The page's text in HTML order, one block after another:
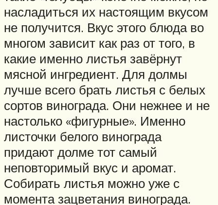
насладиться их настоящим вкусом
не получится. Вкус этого блюда во
многом зависит как раз от того, в
какие именно листья завёрнут
мясной ингредиент. Для долмы
лучше всего брать листья с белых
сортов винограда. Они нежнее и не
настолько «фигурные». Именно
листочки белого винограда
придают долме тот самый
неповторимый вкус и аромат.
Собирать листья можно уже с
момента зацветания винограда.